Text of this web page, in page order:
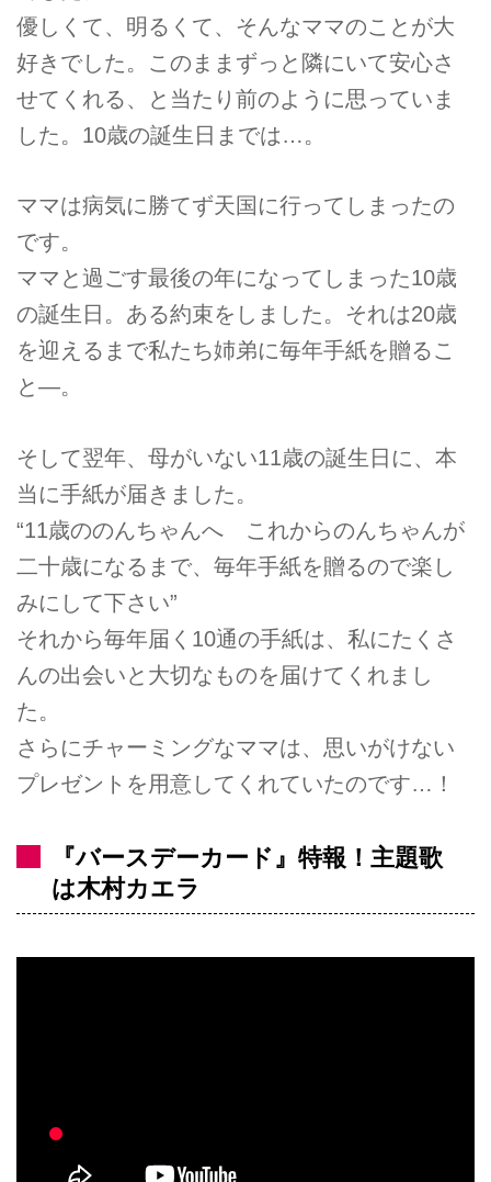
優しくて、明るくて、そんなママのことが大
好きでした。このままずっと隣にいて安心さ
せてくれる、と当たり前のように思っていま
した。10歳の誕生日までは…。
ママは病気に勝てず天国に行ってしまったの
です。
ママと過ごす最後の年になってしまった10歳
の誕生日。ある約束をしました。それは20歳
を迎えるまで私たち姉弟に毎年手紙を贈るこ
と―。
そして翌年、母がいない11歳の誕生日に、本
当に手紙が届きました。
“11歳ののんちゃんへ これからのんちゃんが
二十歳になるまで、毎年手紙を贈るので楽し
みにして下さい”
それから毎年届く10通の手紙は、私にたくさ
んの出会いと大切なものを届けてくれまし
た。
さらにチャーミングなママは、思いがけない
プレゼントを用意してくれていたのです…！
『バースデーカード』特報！主題歌
は木村カエラ